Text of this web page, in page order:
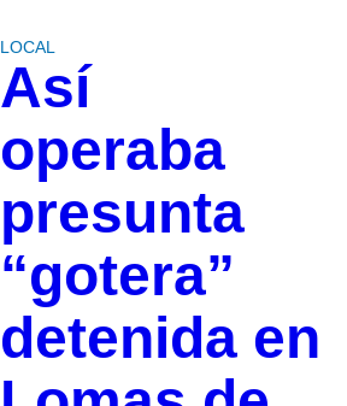
LOCAL
Así
operaba
presunta
“gotera”
detenida en